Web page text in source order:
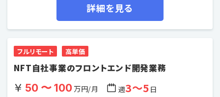
詳細を見る
フルリモート 高単価
NFT自社事業のフロントエンド開発業務
50 〜 100万円/月 週3〜5日